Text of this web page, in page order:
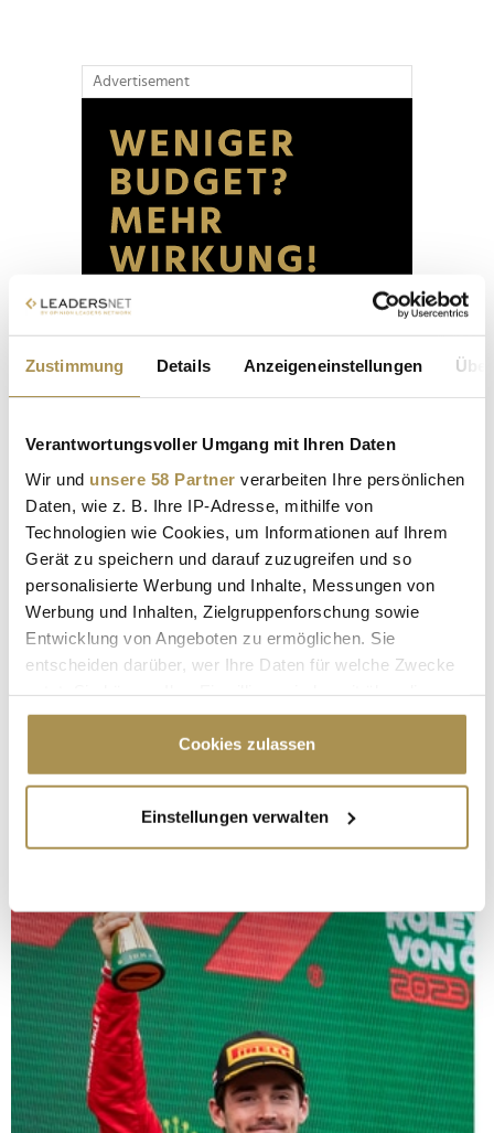
Zustimmung Details Anzeigeneinstellungen
Verantwortungsvoller Umgang mit Ihren Daten
Wir und unsere 58 Partner verarbeiten Ihre persönlichen
Daten, wie z. B. Ihre IP-Adresse, mithilfe von
Technologien wie Cookies, um Informationen auf Ihrem
Gerät zu speichern und darauf zuzugreifen und so
personalisierte Werbung und Inhalte, Messungen von
Werbung und Inhalten, Zielgruppenforschung sowie
Entwicklung von Angeboten zu ermöglichen. Sie
entscheiden darüber, wer Ihre Daten für welche Zwecke
Cookie-Erklärung oder durch Klicken auf das Privacy
Trigger Symbol ändern oder widerrufen
Informationen über Ihre geografische Lage
erfassen, welche bis auf einige Meter genau sein
bestimmten Merkmalen (Fingerprinting) identifizieren
Erfahren Sie mehr darüber, wie Ihre persönlichen Daten
verarbeitet werden, und legen Sie Ihre Präferenzen im
Abschnitt Einzelheitenfest.
Wir verwenden Cookies, um Inhalte und Anzeigen zu
personalisieren, Funktionen für soziale Medien anbieten
zu können und die Zugriffe auf unsere Website zu
Cookies zulassen
Einstellungen verwalten
Advertisement